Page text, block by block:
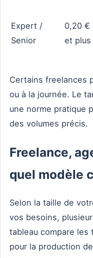
Expert /
Senior
0,20 €
et plus
Certains freelances
ou à la journée. Le
une norme pratique
des volumes précis.
Freelance,
quel modèle
Selon la taille de
vos besoins,
tableau compare les
pour la production